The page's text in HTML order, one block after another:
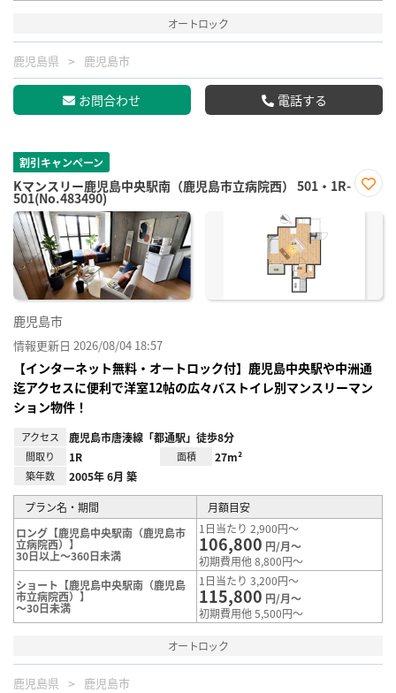
オートロック
鹿児島県 鹿児島市
お問合わせ 電話する
割引キャンペーン
Kマンスリー鹿児島中央駅南（鹿児島市立病院西） 501・1R-
501(No.483490)
に入
鹿児島市
情報更新日 2026/08/04 18:57
【インターネット無料・オートロック付】鹿児島中央駅や中洲通
迄アクセスに便利で洋室12帖の広々バストイレ別マンスリーマン
ション物件！
アクセス 鹿児島市唐湊線「都通駅」徒歩8分
間取り 1R 面積 27m²
築年数 2005年 6月 築
プラン名・期間
月額目安
ロング【鹿児島中央駅南（鹿児島市
立病院西）】
30日以上～360日未満
1日当たり 2,900円～
106,800 円/月～
初期費用他 8,800円～
ショート【鹿児島中央駅南（鹿児島
市立病院西）】
～30日未満
1日当たり 3,200円～
115,800 円/月～
初期費用他 5,500円～
オートロック
鹿児島県 鹿児島市